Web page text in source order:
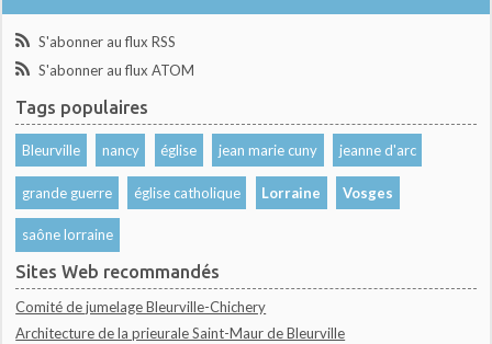
S'abonner au flux RSS
S'abonner au flux ATOM
Tags populaires
Bleurville nancy église jean marie cuny jeanne d'arc
grande guerre église catholique Lorraine Vosges
saône lorraine
Sites Web recommandés
Comité de jumelage Bleurville-Chichery
Architecture de la prieurale Saint-Maur de Bleurville